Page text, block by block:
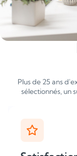
Plus de 25 ans
sélectionnés, un